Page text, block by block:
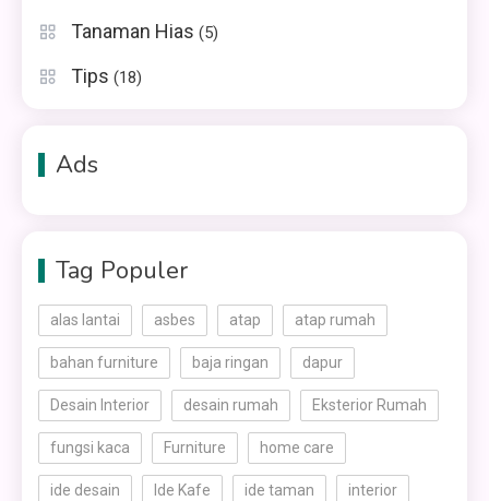
Tanaman Hias (5)
Tips (18)
Ads
Tag Populer
alas lantai asbes atap atap rumah
bahan furniture baja ringan dapur
Desain Interior desain rumah Eksterior Rumah
fungsi kaca Furniture home care
ide desain Ide Kafe ide taman interior